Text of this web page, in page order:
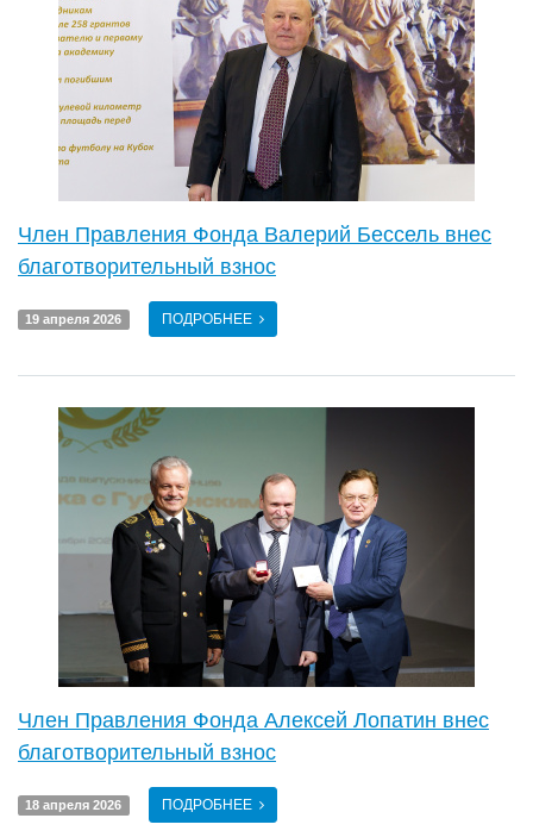
Член Правления Фонда Валерий Бессель внес
благотворительный взнос
19 апреля 2026 ПОДРОБНЕЕ
Член Правления Фонда Алексей Лопатин внес
благотворительный взнос
18 апреля 2026 ПОДРОБНЕЕ